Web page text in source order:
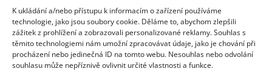
K ukládání a/nebo přístupu k informacím o zařízení používáme
technologie, jako jsou soubory cookie. Děláme to, abychom zlepšili
zážitek z prohlížení a zobrazovali personalizované reklamy. Souhlas s
těmito technologiemi nám umožní zpracovávat údaje, jako je chování při
procházení nebo jedinečná ID na tomto webu. Nesouhlas nebo odvolání
souhlasu může nepříznivě ovlivnit určité vlastnosti a funkce.
Pobočka Slovensko
+421 917 554 499
erik.leo@zebra.cz
Pobočka Adriatic